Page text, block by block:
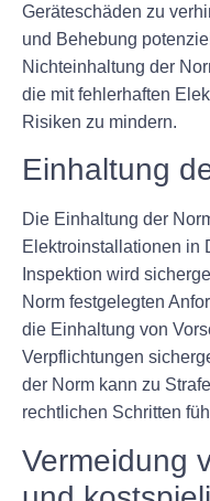
Geräteschäden zu
und Behebung
Nichteinhaltung der
die mit fehlerhaften
Risiken zu mindern.
Einhaltung
Die Einhaltung der
Elektroinstallationen in
Inspektion wird
Norm festgelegten
die Einhaltung von
Verpflichtungen
der Norm kann zu
rechtlichen Schritten
Vermeidung